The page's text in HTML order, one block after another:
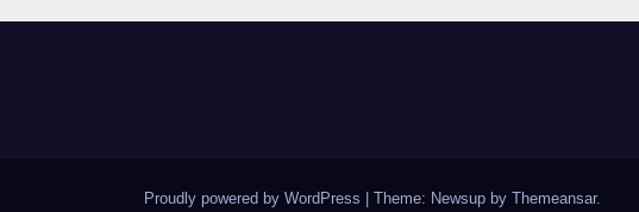
ISPITNOM
Proudly powered by WordPress Theme: Newsup by Themeansar.